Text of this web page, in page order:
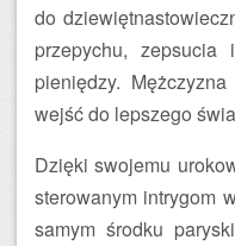
do
przepychu,
pieniędzy.
wejść do lepszego
Dzięki swojemu
sterowanym intrygom
samym środku